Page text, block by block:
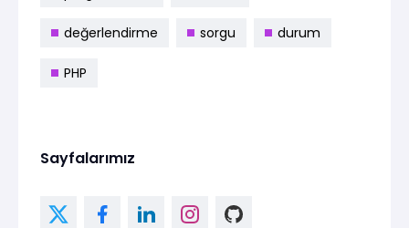
değerlendirme sorgu durum
PHP
Sayfalarımız